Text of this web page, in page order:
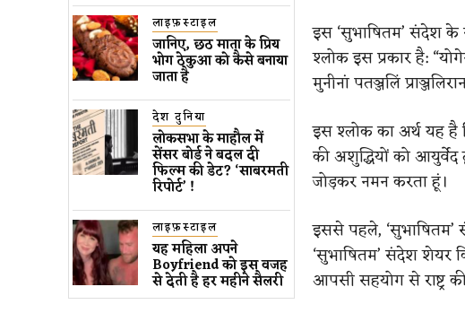
लाइफ़स्टाइल
जानिए, छठ माता के प्रिय
भोग ठेकुआ को कैसे बनाया
जाता है
देश दुनिया
लोकसभा के माहौल में
सेंसर बोर्ड ने बदल दी
फिल्म की डेट? ‘साबरमती
रिपोर्ट’ !
लाइफ़स्टाइल
यह महिला अपने
Boyfriend को इस वजह
से देती है हर महीने सैलरी
इस ‘सुभाषितम’ संदेश के
श्लोक इस प्रकार है:
मुनीनां पतञ्जलिं
इस श्लोक का अर्थ यह है
की अशुद्धियों को आयुर्वेद
जोड़कर नमन करता हूं।
इससे पहले, ‘सुभाषितम’
‘सुभाषितम’ संदेश शेयर
आपसी सहयोग से राष्ट्र